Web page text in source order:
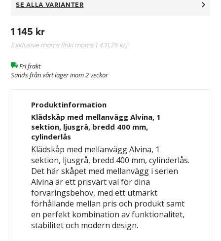
SE ALLA VARIANTER
1 145 kr
Exklusive moms (Inkl moms 1 431,25 kr)
Fri frakt
Sänds från vårt lager inom 2 veckor
Produktinformation
Klädskåp med mellanvägg Alvina, 1
sektion, ljusgrå, bredd 400 mm,
cylinderlås
Klädskåp med mellanvägg Alvina, 1
sektion, ljusgrå, bredd 400 mm, cylinderlås.
Det här skåpet med mellanvägg i serien
Alvina är ett prisvärt val för dina
förvaringsbehov, med ett utmärkt
förhållande mellan pris och produkt samt
en perfekt kombination av funktionalitet,
stabilitet och modern design.